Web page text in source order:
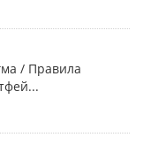
/ Правила